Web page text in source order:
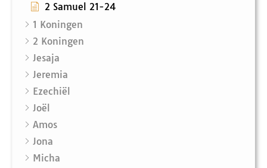
2 Samuel 21-24
1 Koningen
2 Koningen
Jesaja
Jeremia
Ezechiël
Joël
Amos
Jona
Micha